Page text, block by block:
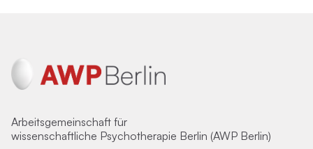
Arbeitsgemeinschaft für
wissenschaftliche Psychotherapie Berlin (AWP Berlin)